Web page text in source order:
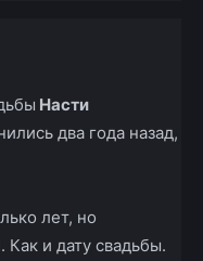
Насти
два года назад,
лет, но
и дату свадьбы.